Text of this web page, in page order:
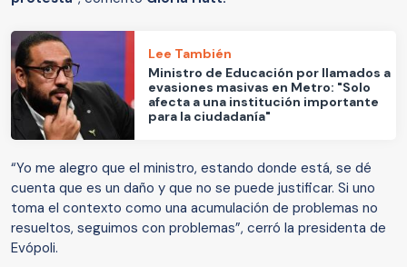
Lee También
Ministro de Educación por llamados a
evasiones masivas en Metro: "Solo
afecta a una institución importante
para la ciudadanía"
“Yo me alegro que el ministro, estando donde está, se dé
cuenta que es un daño y que no se puede justificar. Si uno
toma el contexto como una acumulación de problemas no
resueltos, seguimos con problemas”, cerró la presidenta de
Evópoli.